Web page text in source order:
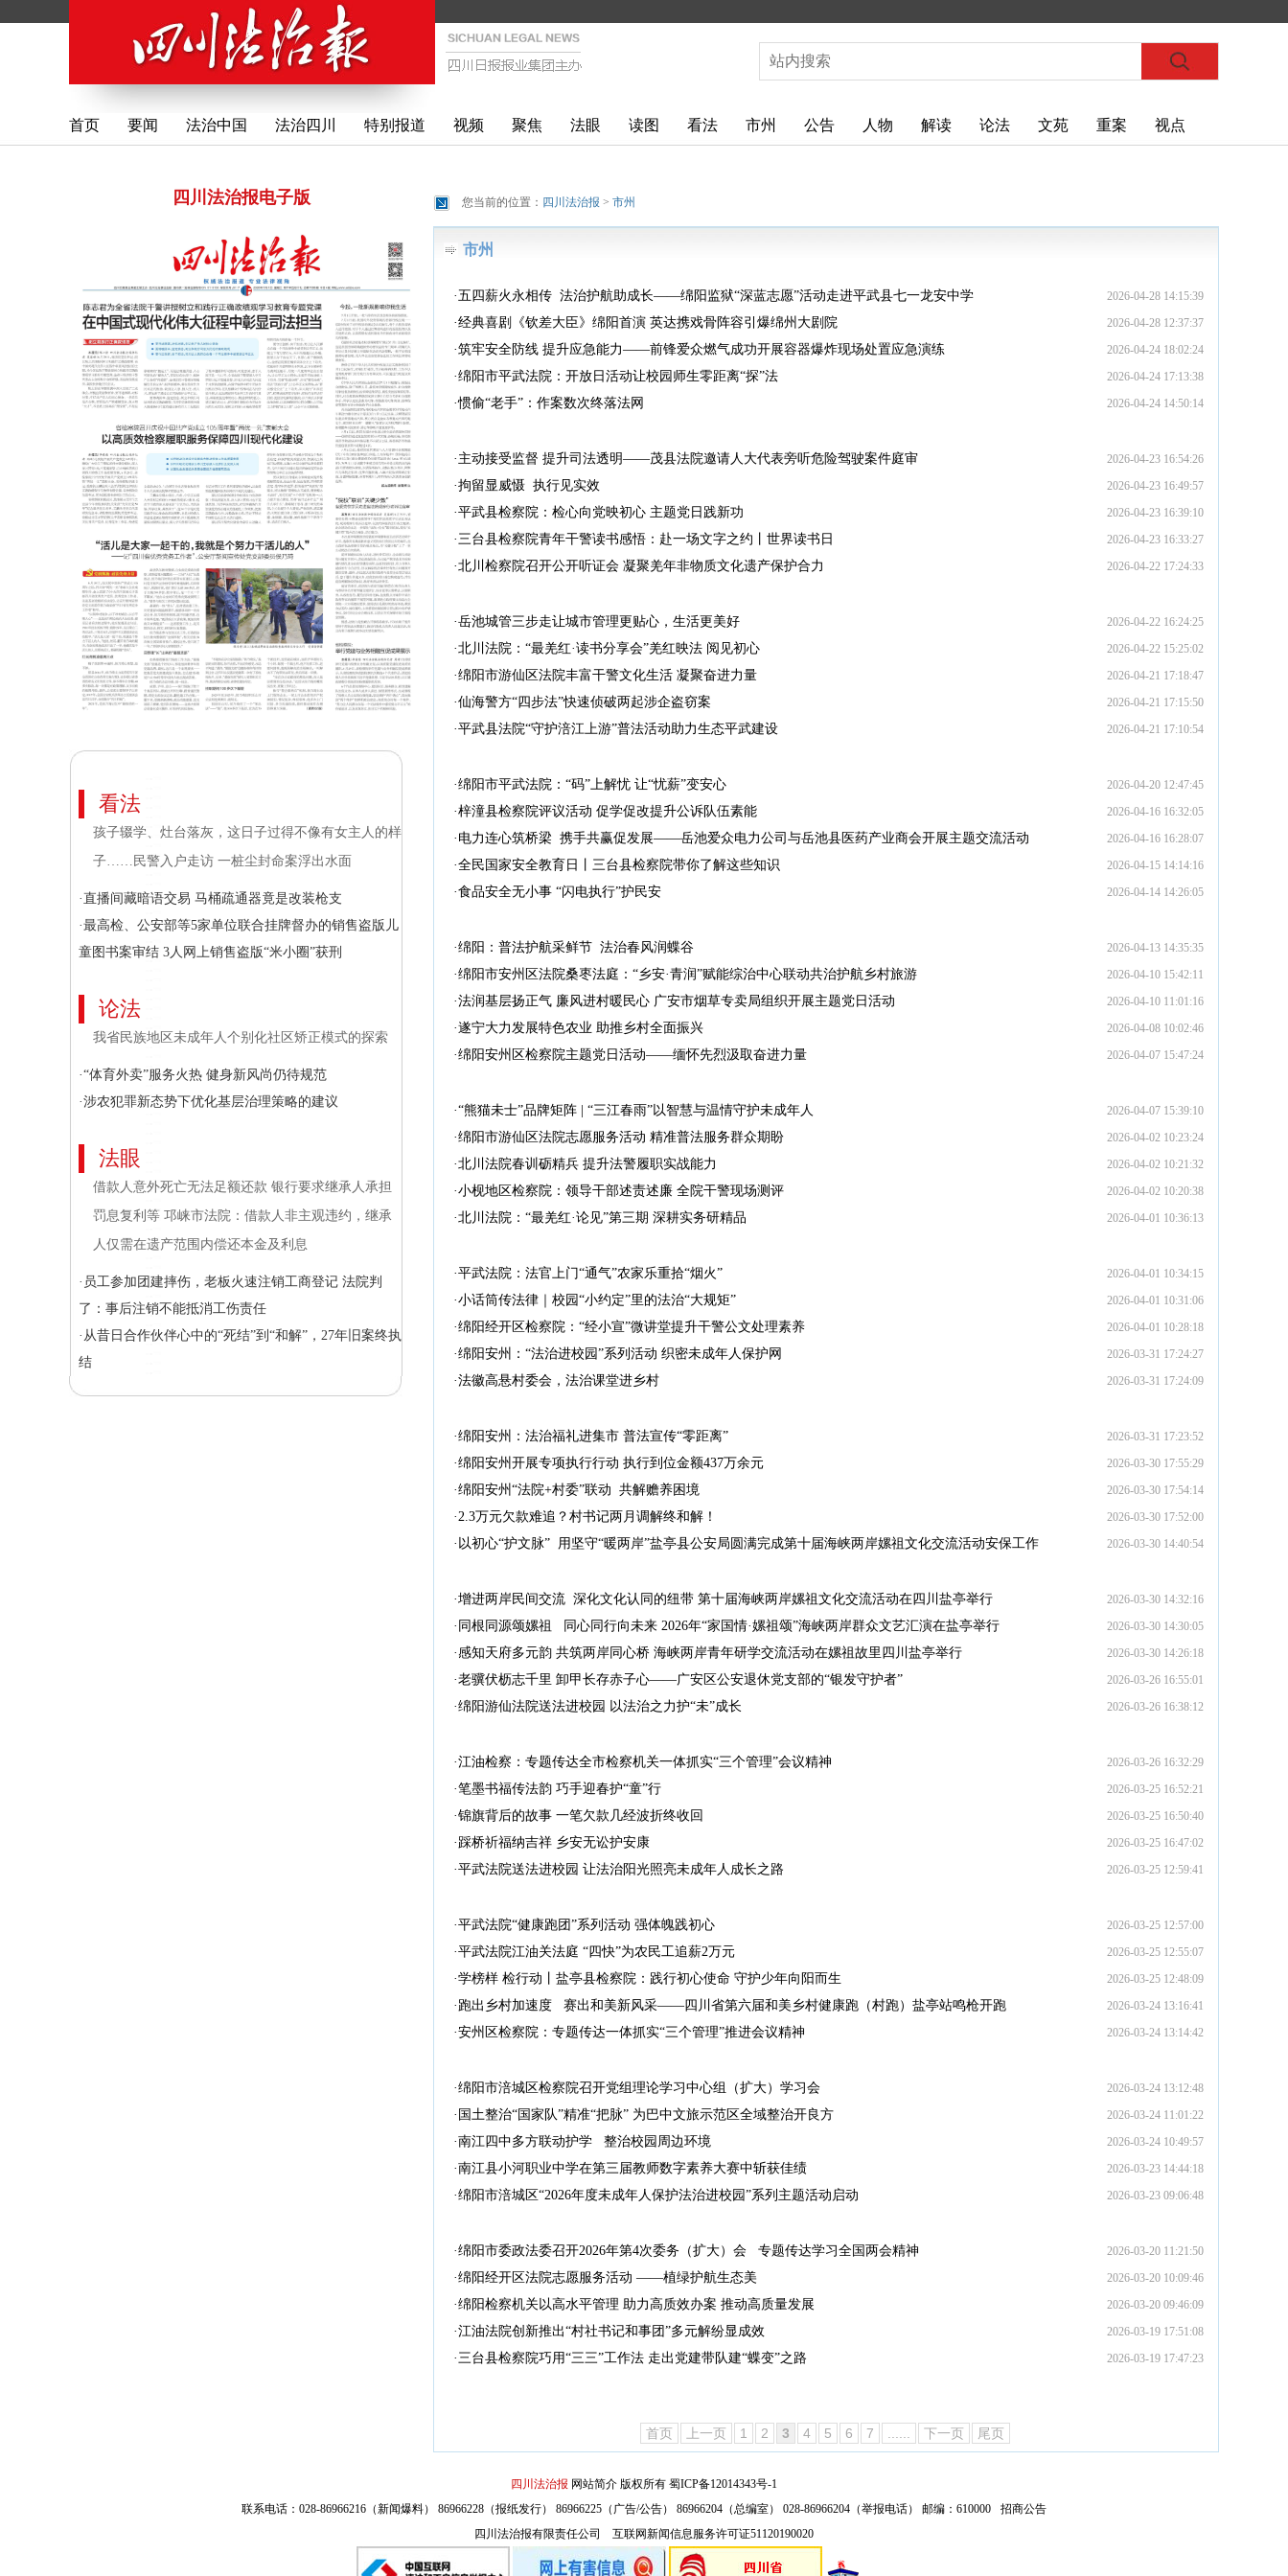
首页 要闻 法治中国 法治四川 特别报道 视频 聚焦 法眼 读图 看法 市州 公告 人物 解读 论法 文苑 重案 视点
四川法治报电子版
看法
孩子辍学、灶台落灰，这日子过得不像有女主人的样
子……民警入户走访 一桩尘封命案浮出水面
·直播间藏暗语交易 马桶疏通器竟是改装枪支
·最高检、公安部等5家单位联合挂牌督办的销售盗版儿
童图书案审结 3人网上销售盗版“米小圈”获刑
论法
我省民族地区未成年人个别化社区矫正模式的探索
·“体育外卖”服务火热 健身新风尚仍待规范
·涉农犯罪新态势下优化基层治理策略的建议
法眼
借款人意外死亡无法足额还款 银行要求继承人承担
罚息复利等 邛崃市法院：借款人非主观违约，继承
人仅需在遗产范围内偿还本金及利息
·员工参加团建摔伤，老板火速注销工商登记 法院判
了：事后注销不能抵消工伤责任
·从昔日合作伙伴心中的“死结”到“和解”，27年旧案终执
结
您当前的位置： 四川法治报 > 市州
市州
·五四薪火永相传 法治护航助成长——绵阳监狱“深蓝志愿”活动走进平武县七一龙安中学 2026-04-28 14:15:39
·经典喜剧《钦差大臣》绵阳首演 英达携戏骨阵容引爆绵州大剧院 2026-04-28 12:37:37
·筑牢安全防线 提升应急能力——前锋爱众燃气成功开展容器爆炸现场处置应急演练 2026-04-24 18:02:24
·绵阳市平武法院：开放日活动让校园师生零距离“探”法 2026-04-24 17:13:38
·惯偷“老手”：作案数次终落法网 2026-04-24 14:50:14
·主动接受监督 提升司法透明——茂县法院邀请人大代表旁听危险驾驶案件庭审 2026-04-23 16:54:26
·拘留显威慑 执行见实效 2026-04-23 16:49:57
·平武县检察院：检心向党映初心 主题党日践新功 2026-04-23 16:39:10
·三台县检察院青年干警读书感悟：赴一场文字之约丨世界读书日 2026-04-23 16:33:27
·北川检察院召开公开听证会 凝聚羌年非物质文化遗产保护合力 2026-04-22 17:24:33
·岳池城管三步走让城市管理更贴心，生活更美好 2026-04-22 16:24:25
·北川法院：“最羌红·读书分享会”羌红映法 阅见初心 2026-04-22 15:25:02
·绵阳市游仙区法院丰富干警文化生活 凝聚奋进力量 2026-04-21 17:18:47
·仙海警方“四步法”快速侦破两起涉企盗窃案 2026-04-21 17:15:50
·平武县法院“守护涪江上游”普法活动助力生态平武建设 2026-04-21 17:10:54
·绵阳市平武法院：“码”上解忧 让“忧薪”变安心 2026-04-20 12:47:45
·梓潼县检察院评议活动 促学促改提升公诉队伍素能 2026-04-16 16:32:05
·电力连心筑桥梁 携手共赢促发展——岳池爱众电力公司与岳池县医药产业商会开展主题交流活动 2026-04-16 16:28:07
·全民国家安全教育日丨三台县检察院带你了解这些知识 2026-04-15 14:14:16
·食品安全无小事 “闪电执行”护民安 2026-04-14 14:26:05
·绵阳：普法护航采鲜节 法治春风润蝶谷 2026-04-13 14:35:35
·绵阳市安州区法院桑枣法庭：“乡安·青润”赋能综治中心联动共治护航乡村旅游 2026-04-10 15:42:11
·法润基层扬正气 廉风进村暖民心 广安市烟草专卖局组织开展主题党日活动 2026-04-10 11:01:16
·遂宁大力发展特色农业 助推乡村全面振兴 2026-04-08 10:02:46
·绵阳安州区检察院主题党日活动——缅怀先烈汲取奋进力量 2026-04-07 15:47:24
·“熊猫未士”品牌矩阵 | “三江春雨”以智慧与温情守护未成年人 2026-04-07 15:39:10
·绵阳市游仙区法院志愿服务活动 精准普法服务群众期盼 2026-04-02 10:23:24
·北川法院春训砺精兵 提升法警履职实战能力 2026-04-02 10:21:32
·小枧地区检察院：领导干部述责述廉 全院干警现场测评 2026-04-02 10:20:38
·北川法院：“最羌红·论见”第三期 深耕实务研精品 2026-04-01 10:36:13
·平武法院：法官上门“通气”农家乐重拾“烟火” 2026-04-01 10:34:15
·小话筒传法律｜校园“小约定”里的法治“大规矩” 2026-04-01 10:31:06
·绵阳经开区检察院：“经小宣”微讲堂提升干警公文处理素养 2026-04-01 10:28:18
·绵阳安州：“法治进校园”系列活动 织密未成年人保护网 2026-03-31 17:24:27
·法徽高悬村委会，法治课堂进乡村 2026-03-31 17:24:09
·绵阳安州：法治福礼进集市 普法宣传“零距离” 2026-03-31 17:23:52
·绵阳安州开展专项执行行动 执行到位金额437万余元 2026-03-30 17:55:29
·绵阳安州“法院+村委”联动 共解赡养困境 2026-03-30 17:54:14
·2.3万元欠款难追？村书记两月调解终和解！ 2026-03-30 17:52:00
·以初心“护文脉” 用坚守“暖两岸”盐亭县公安局圆满完成第十届海峡两岸嫘祖文化交流活动安保工作 2026-03-30 14:40:54
·增进两岸民间交流 深化文化认同的纽带 第十届海峡两岸嫘祖文化交流活动在四川盐亭举行 2026-03-30 14:32:16
·同根同源颂嫘祖 同心同行向未来 2026年“家国情·嫘祖颂”海峡两岸群众文艺汇演在盐亭举行 2026-03-30 14:30:05
·感知天府多元韵 共筑两岸同心桥 海峡两岸青年研学交流活动在嫘祖故里四川盐亭举行 2026-03-30 14:26:18
·老骥伏枥志千里 卸甲长存赤子心——广安区公安退休党支部的“银发守护者” 2026-03-26 16:55:01
·绵阳游仙法院送法进校园 以法治之力护“未”成长 2026-03-26 16:38:12
·江油检察：专题传达全市检察机关一体抓实“三个管理”会议精神 2026-03-26 16:32:29
·笔墨书福传法韵 巧手迎春护“童”行 2026-03-25 16:52:21
·锦旗背后的故事 一笔欠款几经波折终收回 2026-03-25 16:50:40
·踩桥祈福纳吉祥 乡安无讼护安康 2026-03-25 16:47:02
·平武法院送法进校园 让法治阳光照亮未成年人成长之路 2026-03-25 12:59:41
·平武法院“健康跑团”系列活动 强体魄践初心 2026-03-25 12:57:00
·平武法院江油关法庭 “四快”为农民工追薪2万元 2026-03-25 12:55:07
·学榜样 检行动丨盐亭县检察院：践行初心使命 守护少年向阳而生 2026-03-25 12:48:09
·跑出乡村加速度 赛出和美新风采——四川省第六届和美乡村健康跑（村跑）盐亭站鸣枪开跑 2026-03-24 13:16:41
·安州区检察院：专题传达一体抓实“三个管理”推进会议精神 2026-03-24 13:14:42
·绵阳市涪城区检察院召开党组理论学习中心组（扩大）学习会 2026-03-24 13:12:48
·国土整治“国家队”精准“把脉” 为巴中文旅示范区全域整治开良方 2026-03-24 11:01:22
·南江四中多方联动护学 整治校园周边环境 2026-03-24 10:49:57
·南江县小河职业中学在第三届教师数字素养大赛中斩获佳绩 2026-03-23 14:44:18
·绵阳市涪城区“2026年度未成年人保护法治进校园”系列主题活动启动 2026-03-23 09:06:48
·绵阳市委政法委召开2026年第4次委务（扩大）会 专题传达学习全国两会精神 2026-03-20 11:21:50
·绵阳经开区法院志愿服务活动 ——植绿护航生态美 2026-03-20 10:09:46
·绵阳检察机关以高水平管理 助力高质效办案 推动高质量发展 2026-03-20 09:46:09
·江油法院创新推出“村社书记和事团”多元解纷显成效 2026-03-19 17:51:08
·三台县检察院巧用“三三”工作法 走出党建带队建“蝶变”之路 2026-03-19 17:47:23
首页 上一页 1 2 3 4 5 6 7 下一页 尾页
四川法治报 网站简介 版权所有 蜀ICP备12014343号-1
联系电话：028-86966216（新闻爆料） 86966228（报纸发行） 86966225（广告/公告） 86966204（总编室） 028-86966204（举报电话） 邮编：610000
招商公告
四川法治报有限责任公司 互联网新闻信息服务许可证51120190020